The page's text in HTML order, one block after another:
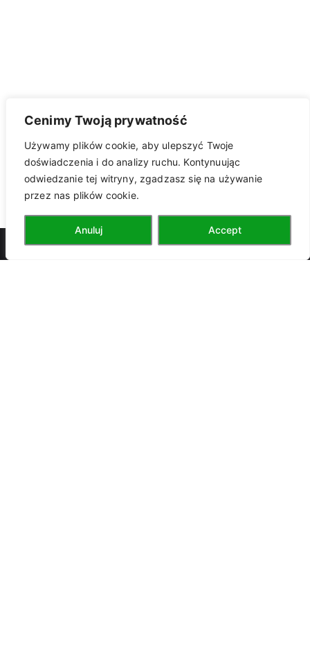
Cenimy Twoją prywatność
Używamy plików cookie, aby ulepszyć Twoje
doświadczenia i do analizy ruchu. Kontynuując
odwiedzanie tej witryny, zgadzasz się na używanie
przez nas plików cookie.
Anuluj Accept
kontakt z
przewodnikiem